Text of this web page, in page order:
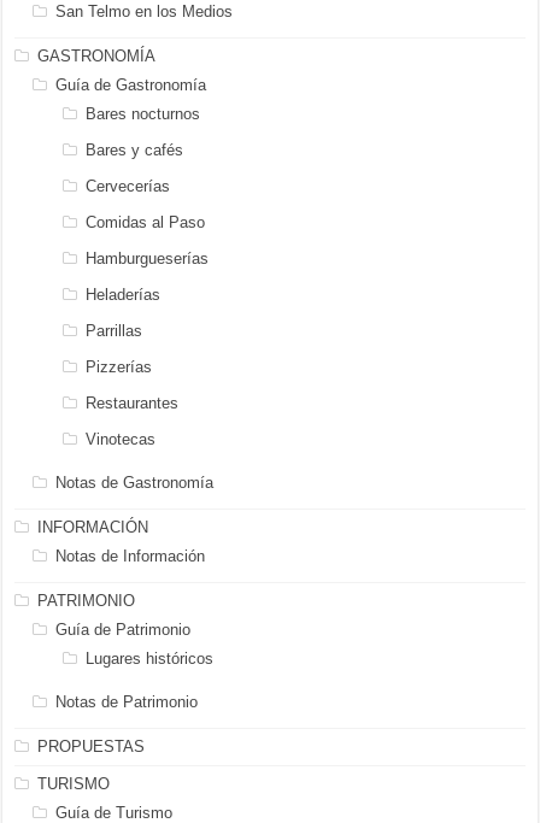
San Telmo en los Medios
GASTRONOMÍA
Guía de Gastronomía
Bares nocturnos
Bares y cafés
Cervecerías
Comidas al Paso
Hamburgueserías
Heladerías
Parrillas
Pizzerías
Restaurantes
Vinotecas
Notas de Gastronomía
INFORMACIÓN
Notas de Información
PATRIMONIO
Guía de Patrimonio
Lugares históricos
Notas de Patrimonio
PROPUESTAS
TURISMO
Guía de Turismo